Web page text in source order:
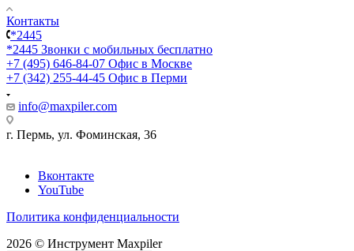
Контакты
*2445
*2445 Звонки с мобильных бесплатно
+7 (495) 646-84-07 Офис в Москве
+7 (342) 255-44-45 Офис в Перми
info@maxpiler.com
г. Пермь, ул. Фоминская, 36
Вконтакте
YouTube
Политика конфиденциальности
2026 © Инструмент Maxpiler